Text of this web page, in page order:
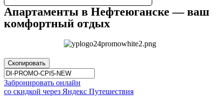
Апартаменты в Нефтеюганске — ваш
комфортный отдых
Скопировать
Забронировать онлайн
со скидкой через Яндекс Путешествия